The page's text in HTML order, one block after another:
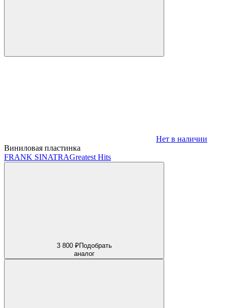
Нет в наличии
Виниловая пластинка
FRANK SINATRAGreatest Hits
3 800 ₽Подобрать
аналог